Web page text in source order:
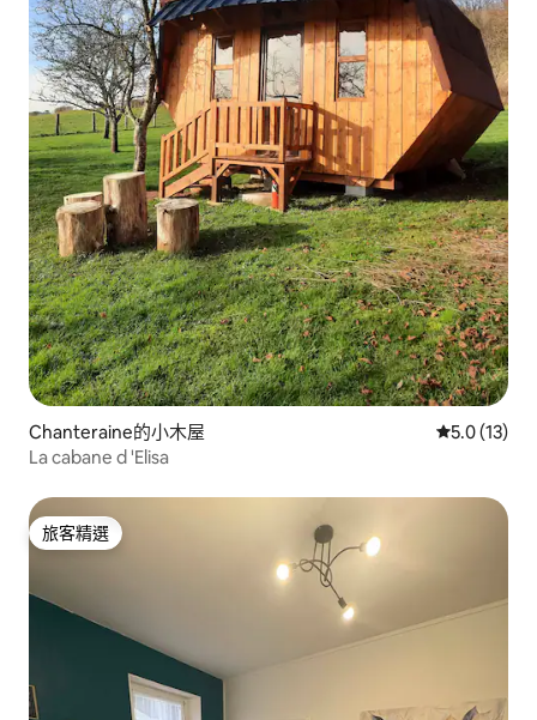
Chanteraine的小木屋 從 13 則評
5.0 (13)
La cabane d 'Elisa
旅客精選
旅客精選